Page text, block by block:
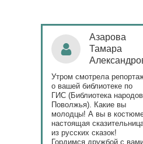
Ольга
Степанова
Была рядом музеем сето
в Псковской области,
рядом со Словенскими
Ключами, но был закрыт.
А у вас (Библиотека
народов Поволжья)
теперь посмотреть
экспонаты можно!